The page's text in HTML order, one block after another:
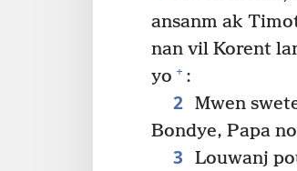
ansanm ak
nan vil Korent
yo + :
2 Mwen
Bondye, Papa
3 Louwanj